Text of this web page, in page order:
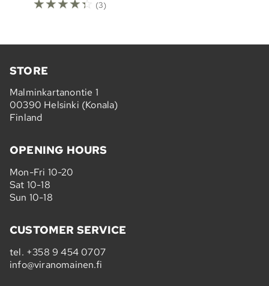
(3)
STORE
Malminkartanontie 1
00390 Helsinki (Konala)
Finland
OPENING HOURS
Mon-Fri 10-20
Sat 10-18
Sun 10-18
CUSTOMER SERVICE
tel. +358 9 454 0707
info@viranomainen.fi